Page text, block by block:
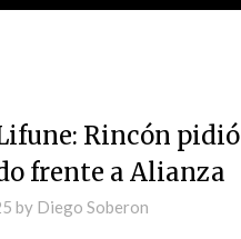
Rincón pidió
frente a Alianza
by Diego Soberon